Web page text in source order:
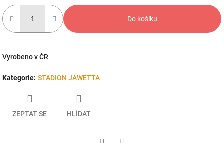
Do košíku
Vyrobeno v ČR
Kategorie: STADION JAWETTA
ZEPTAT SE HLÍDAT